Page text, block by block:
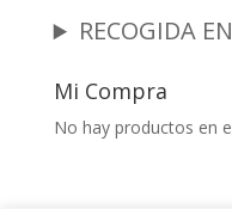
RECOGIDA
Mi Compra
No hay productos en